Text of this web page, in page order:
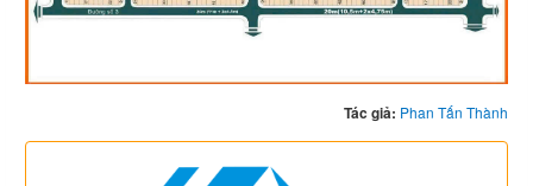
Tác giả: Phan Tấn Thành